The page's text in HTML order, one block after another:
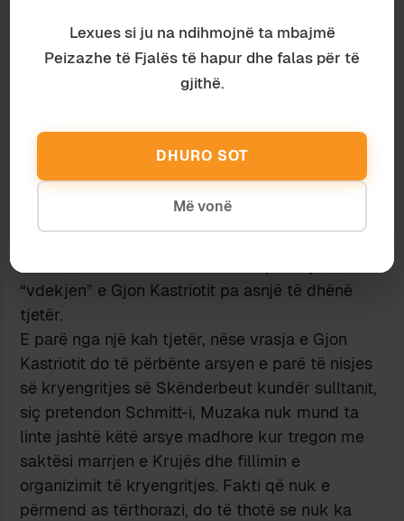
sulltanin , por dinte edhe për gjyshin e
Skënderbeut, Pal Kastriotin, që “He ruled over
no more than two villages, called Signa (Sinja)
and Gardi Ipostesi (Gardhi i poshtëm)”, dinte
Marquis of Tribalda. Let me inform you that they
fort i informuar për familjen Kastrioti dhe nuk
mund t’i shpëtonte një ngjarje e shënuar si ajo e
“vdekjen” e Gjon Kastriotit pa asnjë të dhënë
tjetër.
E parë nga një kah tjetër, nëse vrasja e Gjon
Kastriotit do të përbënte arsyen e parë të nisjes
së kryengritjes së Skënderbeut kundër sulltanit,
siç pretendon Schmitt-i, Muzaka nuk mund ta
linte jashtë këtë arsye madhore kur tregon me
saktësi marrjen e Krujës dhe fillimin e
organizimit të kryengritjes. Fakti që nuk e
përmend as tërthorazi, do të thotë se nuk ka
Lexues si ju na ndihmojnë ta mbajmë
Peizazhe të Fjalës të hapur dhe falas për të
gjithë.
DHURO SOT
Më vonë